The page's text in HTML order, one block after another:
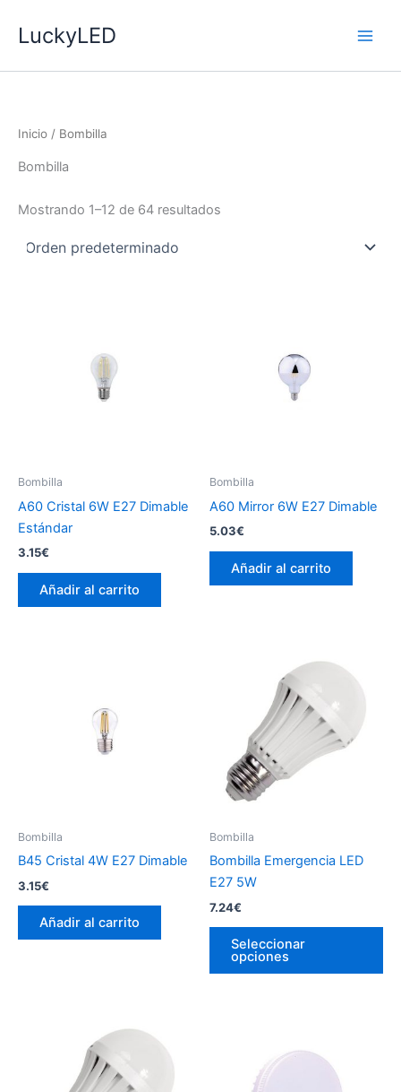
LuckyLED
Inicio / Bombilla
Bombilla
Mostrando 1–12 de 64 resultados
Bombilla
A60 Cristal 6W E27 Dimable
Estándar
3.15€
Añadir al carrito
Bombilla
A60 Mirror 6W E27 Dimable
5.03€
Añadir al carrito
Bombilla
B45 Cristal 4W E27 Dimable
3.15€
Añadir al carrito
Bombilla
Bombilla Emergencia LED
E27 5W
7.24€
Seleccionar
opciones